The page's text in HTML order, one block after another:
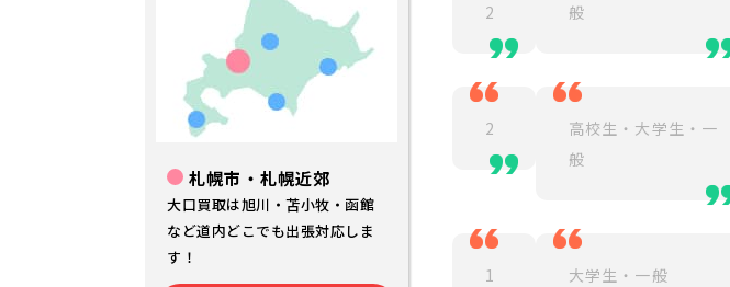
札幌市・札幌近郊
大口買取は旭川・苫小牧・函館
など道内どこでも出張対応しま
す！
2
般
2
高校生・大学生・一
般
1 大学生・一般